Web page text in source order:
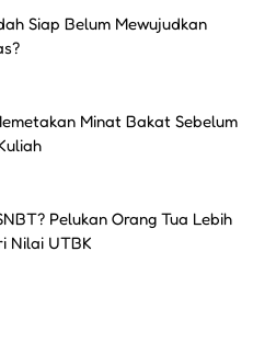
Siap Belum Mewujudkan
Minat Bakat Sebelum
Pelukan Orang Tua Lebih
Nilai UTBK